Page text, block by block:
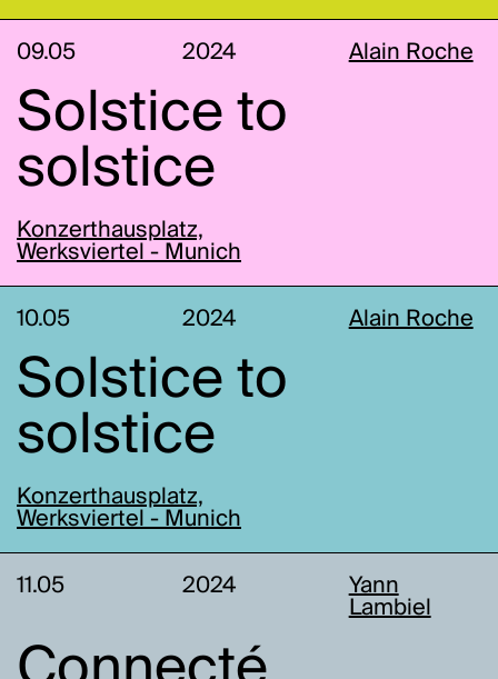
09.05 2024 Alain Roche
Solstice to
solstice
Konzerthausplatz,
Werksviertel - Munich
10.05 2024 Alain Roche
Solstice to
solstice
Konzerthausplatz,
Werksviertel - Munich
11.05 2024
Yann
Lambiel